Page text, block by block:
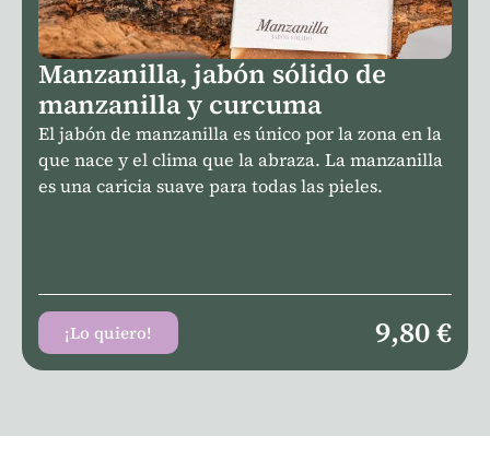
Manzanilla, jabón sólido de
manzanilla y curcuma
El jabón de manzanilla es único por la zona en la
que nace y el clima que la abraza. La manzanilla
es una caricia suave para todas las pieles.
¡Lo quiero! 9,80€